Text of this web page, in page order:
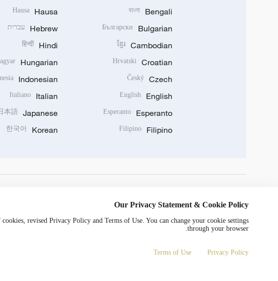
Bengali
বাংলা
Bulgarian
Български
Cambodian
ខ្មែរ
Croatian
Hrvatski
Czech
Český
English
English
Esperanto
Esperanto
Filipino
Filipino
Hausa
Hausa
Hebrew עברית
Hindi
हिन्दी
Hungarian
Indonesian
Italian
Italiano
Japanese
本語
Korean
한국어
Copyright © 2024 CGTN.
京ICP备20000184号
Our Privacy Statement & Cookie Policy
revised Privacy Policy and Terms of Use. You can change your cookie settings
through your browser.
Privacy Policy
Terms of Use